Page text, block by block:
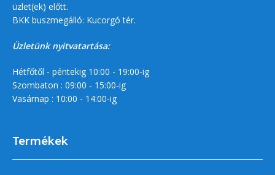
üzlet(ek) előtt.
BKK buszmegálló: Kucorgó tér.
Üzletünk nyitvatartása:
Hétfőtől - péntekig 10:00 - 19:00-ig
Szombaton : 09:00 - 15:00-ig
Vasárnap : 10:00 - 14:00-ig
Termékek